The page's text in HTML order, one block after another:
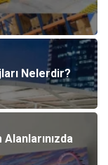
Nelerdir?